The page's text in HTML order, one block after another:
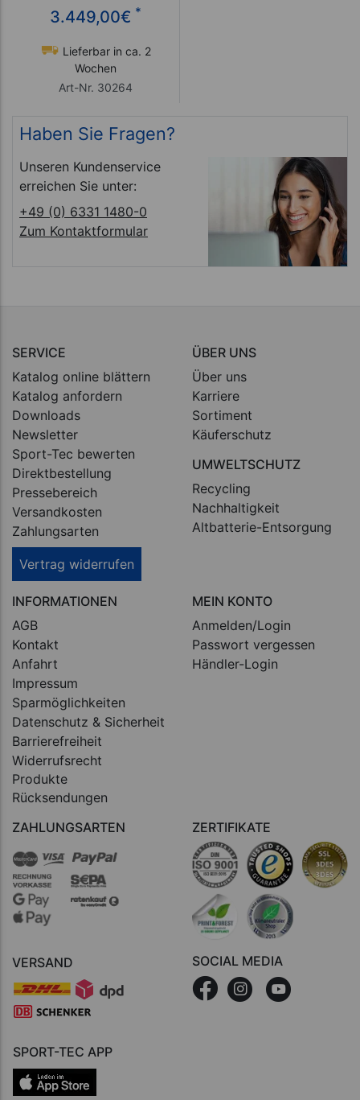
3.449,00€ *
Lieferbar in ca. 2
Wochen
Art-Nr. 30264
Haben Sie Fragen?
Unseren Kundenservice
erreichen Sie unter:
+49 (0) 6331 1480-0
Zum Kontaktformular
SERVICE
Katalog online blättern
Katalog anfordern
Downloads
Newsletter
Sport-Tec bewerten
Direktbestellung
Pressebereich
Versandkosten
Zahlungsarten
Vertrag widerrufen
ÜBER UNS
Über uns
Karriere
Sortiment
Käuferschutz
UMWELTSCHUTZ
Recycling
Nachhaltigkeit
Altbatterie-Entsorgung
INFORMATIONEN
AGB
Kontakt
Anfahrt
Impressum
Sparmöglichkeiten
Datenschutz & Sicherheit
Barrierefreiheit
Widerrufsrecht
Produkte
Rücksendungen
MEIN KONTO
Anmelden/Login
Passwort vergessen
Händler-Login
ZAHLUNGSARTEN
VERSAND
ZERTIFIKATE
SOCIAL MEDIA
SPORT-TEC APP